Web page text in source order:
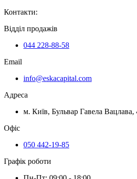
Контакти:
Відділ продажів
044 228-88-58
Email
info@eskacapital.com
Адреса
м. Київ, Бульвар Гавела Вацлава,
Офіс
050 442-19-85
Графік роботи